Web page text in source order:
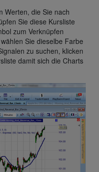
Werten, die Sie nach
Sie diese Kursliste
zum Verknüpfen
Sie dieselbe Farbe
zu suchen, klicken
damit sich die Charts